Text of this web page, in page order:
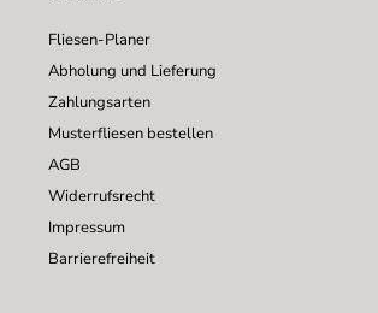
Fliesen-Planer
Abholung und Lieferung
Zahlungsarten
Musterfliesen bestellen
AGB
Widerrufsrecht
Impressum
Barrierefreiheit